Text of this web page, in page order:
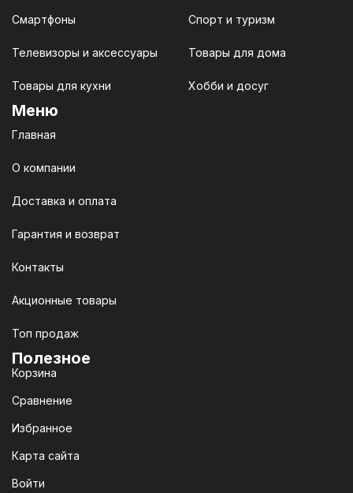
Смартфоны Спорт и туризм
Телевизоры и аксессуары Товары для дома
Товары для кухни Хобби и досуг
Меню
Главная
О компании
Доставка и оплата
Гарантия и возврат
Контакты
Акционные товары
Топ продаж
Полезное
Корзина
Сравнение
Избранное
Карта сайта
Войти